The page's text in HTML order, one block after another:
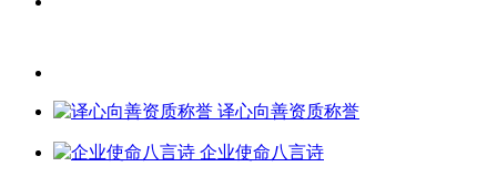
译心向善资质称誉
企业使命八言诗